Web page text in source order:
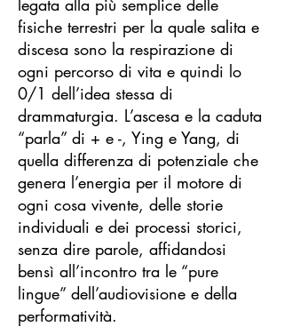
legata alla più semplice delle
fisiche terrestri per la quale salita e
discesa sono la respirazione di
ogni percorso di vita e quindi lo
0/1 dell’idea stessa di
drammaturgia. L’ascesa e la caduta
“parla” di + e -, Ying e Yang, di
quella differenza di potenziale che
genera l’energia per il motore di
ogni cosa vivente, delle storie
individuali e dei processi storici,
senza dire parole, affidandosi
bensì all’incontro tra le “pure
lingue” dell’audiovisione e della
performatività.